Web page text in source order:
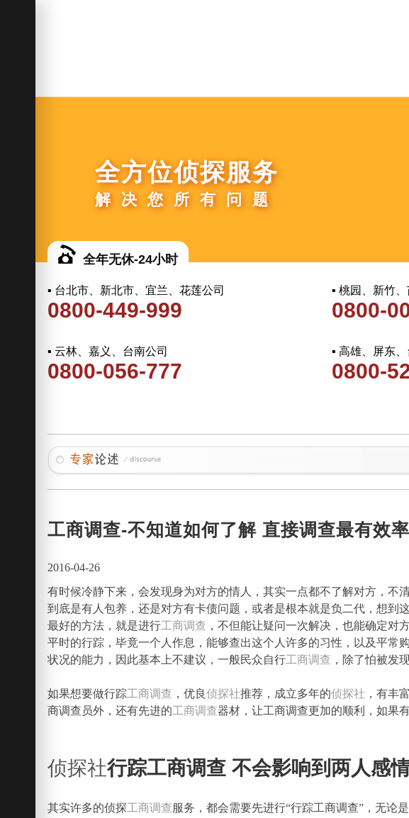
全方位侦探服务
解决您所有问题
全年无休-24小时
▪ 台北市、新北市、宜兰、花莲公司
0800-449-999
▪ 桃园、新竹、
0800-
▪ 云林、嘉义、台南公司
0800-056-777
▪ 高雄、屏东
0800-
工商调查-不知道如何了解 直接调查最有效率
2016-04-26
有时候冷静下来，会发现身为对方的情人，其实一点都不了解对方，不
到底是有人包养，还是对方有卡债问题，或者是根本就是负二代，想
最好的方法，就是进行工商调查 ，不但能让疑问一次解决，也能确定
平时的行踪，毕竟一个人作息，能够查出这个人许多的习性，以及平常
状况的能力，因此基本上不建议，一般民众自行工商调查 ，除了怕被发
如果想要做行踪工商调查 ，优良侦探社推荐，成立多年的侦探社 ，有丰
商调查员外，还有先进的工商调查器材，让工商调查更加的顺利，如果
侦探社行踪工商调查 不会影响到两人感
其实许多的侦探工商调查服务，都会需要先进行“行踪工商调查”，无论